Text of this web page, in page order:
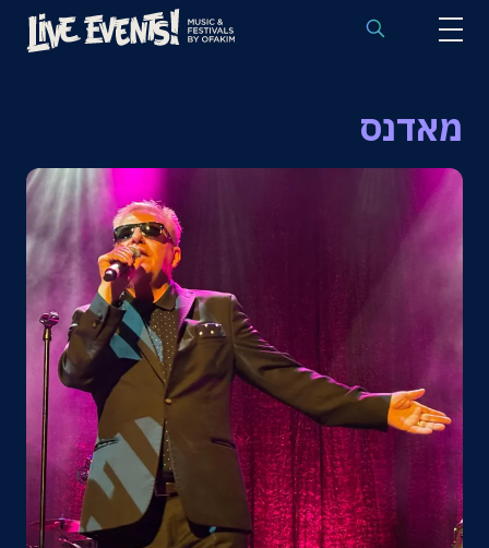
הופעות לפי אמנים
אירועי ספורט באירופה
שאלות נפוצות
אודות
מאדנס